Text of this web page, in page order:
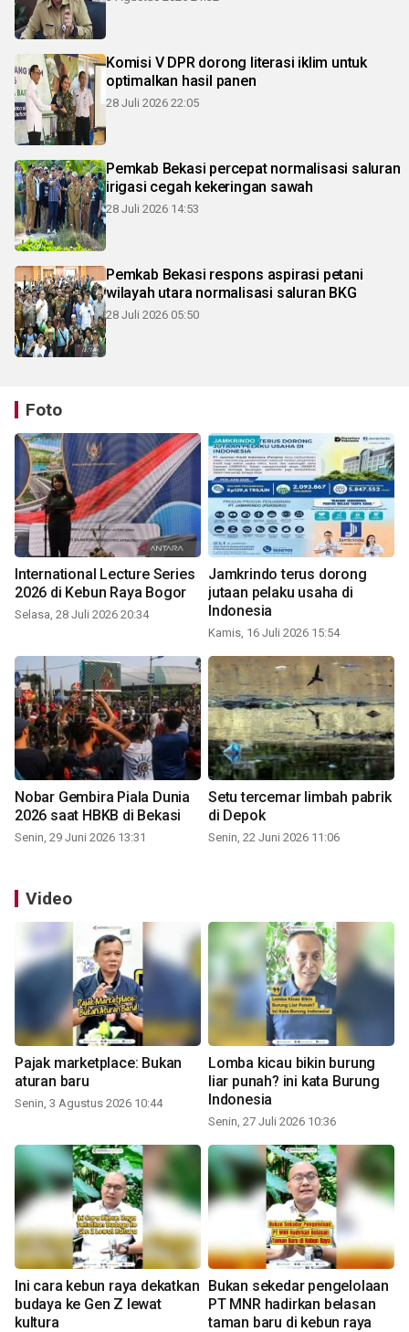
Komisi V DPR dorong literasi iklim untuk
optimalkan hasil panen
28 Juli 2026 22:05
Pemkab Bekasi percepat normalisasi saluran
irigasi cegah kekeringan sawah
28 Juli 2026 14:53
Pemkab Bekasi respons aspirasi petani
wilayah utara normalisasi saluran BKG
28 Juli 2026 05:50
Foto
International Lecture Series
2026 di Kebun Raya Bogor
Selasa, 28 Juli 2026 20:34
Jamkrindo terus dorong
jutaan pelaku usaha di
Indonesia
Kamis, 16 Juli 2026 15:54
Nobar Gembira Piala Dunia
2026 saat HBKB di Bekasi
Senin, 29 Juni 2026 13:31
Setu tercemar limbah pabrik
di Depok
Senin, 22 Juni 2026 11:06
Video
Pajak marketplace: Bukan
aturan baru
Senin, 3 Agustus 2026 10:44
Lomba kicau bikin burung
liar punah? ini kata Burung
Indonesia
Senin, 27 Juli 2026 10:36
Ini cara kebun raya dekatkan
budaya ke Gen Z lewat
kultura
Bukan sekedar pengelolaan
PT MNR hadirkan belasan
taman baru di kebun raya